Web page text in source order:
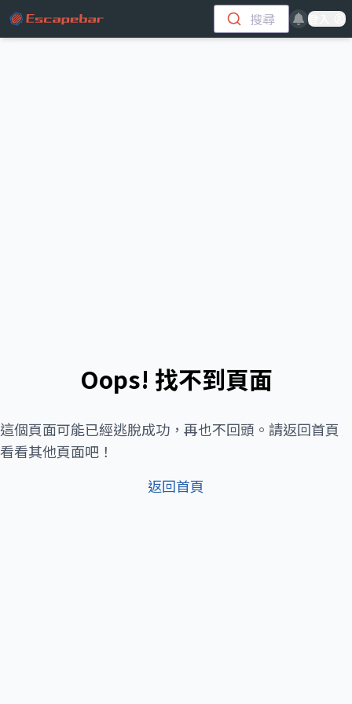
跳至主要內容
搜尋 登入
Oops! 找不到頁面
這個頁面可能已經逃脫成功，再也不回頭。請返回首頁
看看其他頁面吧！
返回首頁